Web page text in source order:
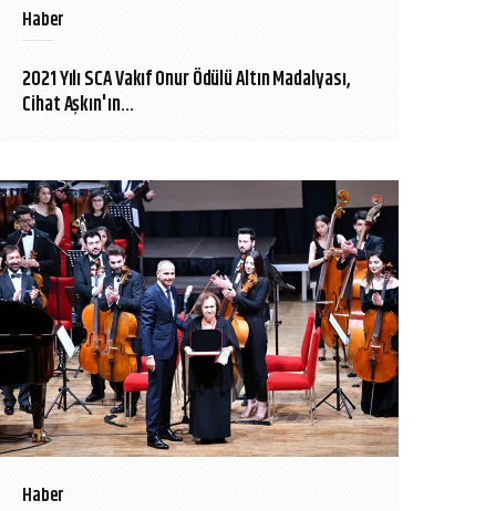
Haber
2021 Yılı SCA Vakıf Onur Ödülü Altın Madalyası,
Cihat Aşkın'ın...
Haber